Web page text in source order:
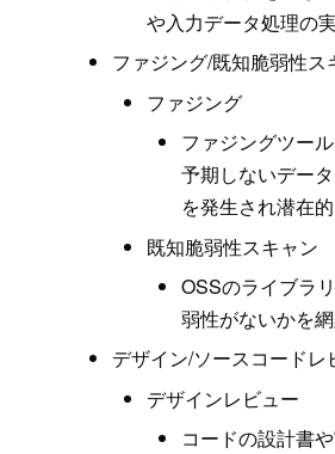
や入力データ処理の
ファジング/既知脆弱性ス
ファジング
ファジングツー
予期しないデー
を発生され潜在
既知脆弱性スキャン
OSSのライブラ
弱性がないかを
デザイン/ソースコードレ
デザインレビュー
コードの設計書